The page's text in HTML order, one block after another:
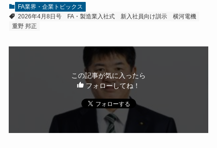
FA業界・企業トピックス
2026年4月8日号
FA・製造業入社式 新入社員向け訓示
横河電機
重野 邦正
この記事が気に入ったら
フォローしてね！